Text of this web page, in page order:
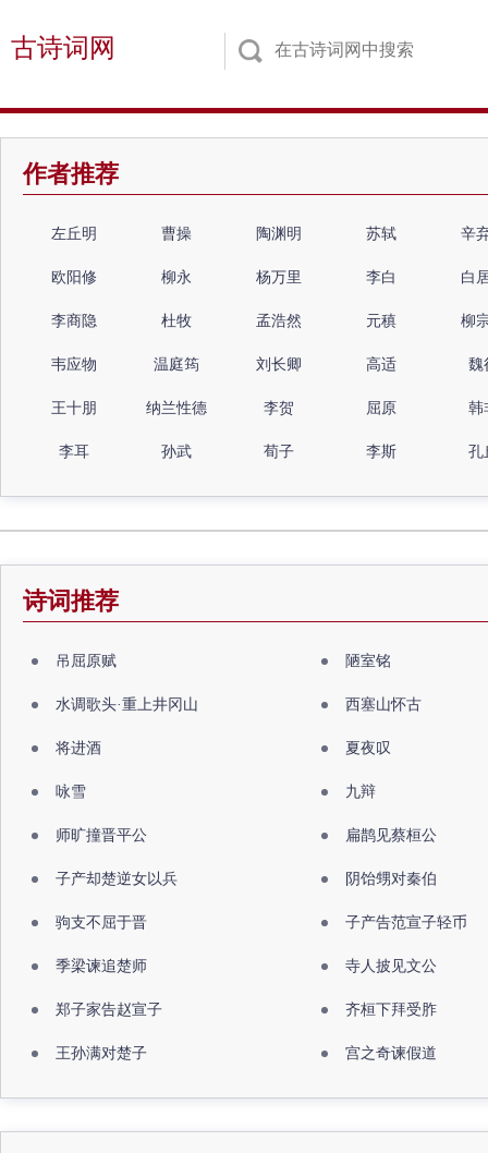
古诗词网
作者推荐
左丘明 曹操 陶渊明 苏轼 辛
欧阳修 柳永 杨万里 李白 白
李商隐 杜牧 孟浩然 元稹 柳
韦应物 温庭筠 刘长卿 高适 魏
王十朋 纳兰性德 李贺 屈原 韩
李耳 孙武 荀子 李斯 孔
诗词推荐
吊屈原赋 陋室铭
水调歌头·重上井冈山 西塞山怀古
将进酒 夏夜叹
咏雪 九辩
师旷撞晋平公 扁鹊见蔡桓公
子产却楚逆女以兵 阴饴甥对秦伯
驹支不屈于晋 子产告范宣子轻币
季梁谏追楚师 寺人披见文公
郑子家告赵宣子 齐桓下拜受胙
王孙满对楚子 宫之奇谏假道